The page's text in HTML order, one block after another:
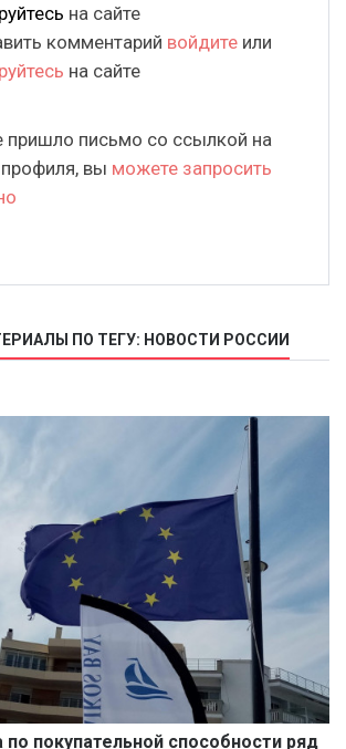
на сайте
комментарий войдите или
на сайте
пришло письмо со ссылкой на
вы можете запросить
ПО ТЕГУ: НОВОСТИ РОССИИ
покупательной способности ряд